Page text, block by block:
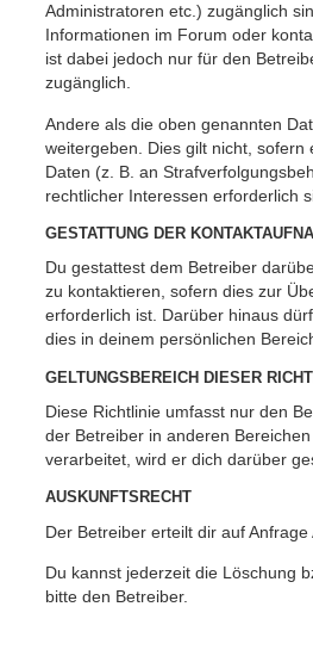
Administratoren etc.) zugänglich
Informationen im Forum oder
ist dabei jedoch nur für den
zugänglich.
Andere als die oben genannten
weitergeben. Dies gilt nicht,
Daten (z. B. an
rechtlicher Interessen erforderlich
GESTATTUNG DER
Du gestattest dem Betreiber
zu kontaktieren, sofern dies zur
erforderlich ist. Darüber hinaus
dies in deinem persönlichen
GELTUNGSBEREICH DIESER
Diese Richtlinie umfasst nur den
der Betreiber in anderen
verarbeitet, wird er dich darüber
AUSKUNFTSRECHT
Der Betreiber erteilt dir auf
Du kannst jederzeit die Löschung
bitte den Betreiber.